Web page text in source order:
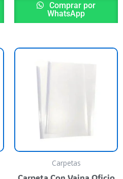
Comprar por
WhatsApp
This
may
chosen
Carpetas